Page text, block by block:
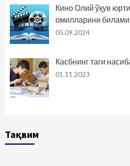
Кино Олий ўқув
омилларини
05.09.2024
Касбнинг таги
01.11.2023
Тақвим